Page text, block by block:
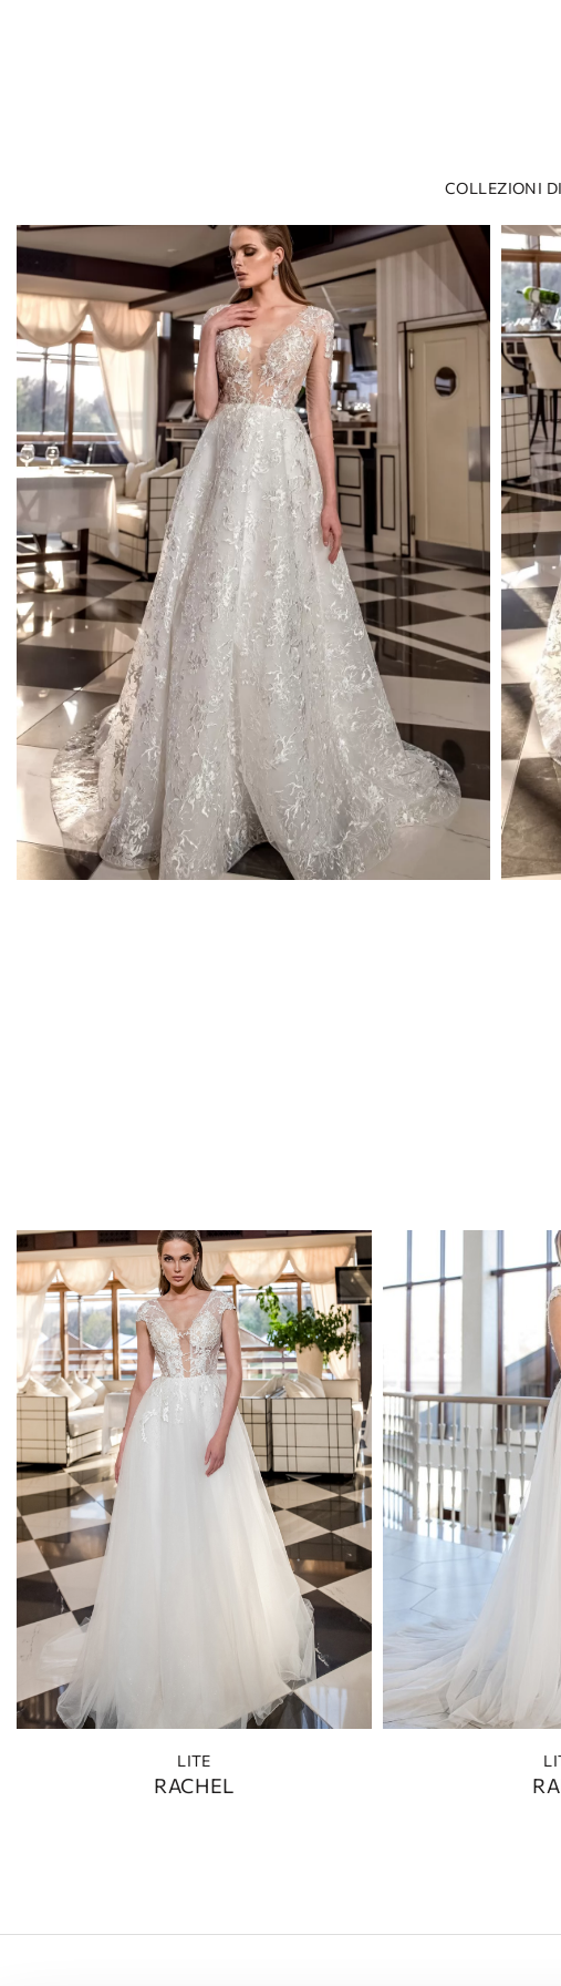
СOLLEZIONI
Abito da sposa a trapezio in pizzo con scollo a V e maniche a 3/4
LITE
RACHEL